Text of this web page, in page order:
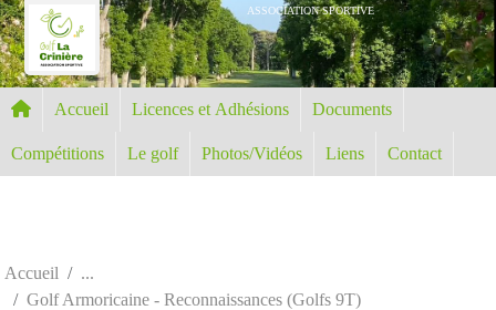
ASSOCIATION SPORTIVE
Accueil Licences et Adhésions Documents
Compétitions Le golf Photos/Vidéos Liens Contact
Accueil
Golf Armoricaine - Reconnaissances (Golfs 9T)
Panneau de gestion des cookies